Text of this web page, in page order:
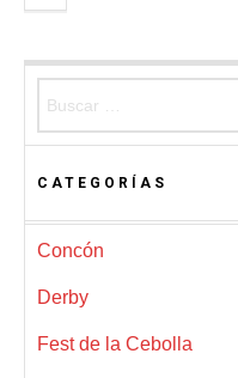
CATEGORÍAS
Concón
Derby
Fest de la Cebolla